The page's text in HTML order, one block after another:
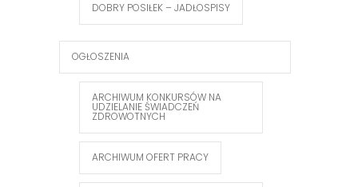
DOBRY POSIŁEK – JADŁOSPISY
OGŁOSZENIA
ARCHIWUM KONKURSÓW NA
UDZIELANIE ŚWIADCZEŃ
ZDROWOTNYCH
ARCHIWUM OFERT PRACY